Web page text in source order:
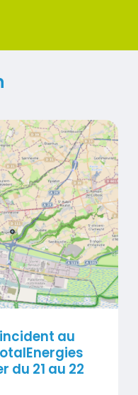
au
du 21 au 22